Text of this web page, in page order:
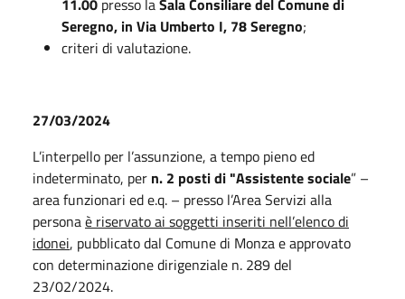
Seregno, in Via Umberto I, 78 Seregno;
criteri di valutazione.
27/03/2024
L’interpello per l’assunzione, a tempo pieno ed
indeterminato, per n. 2 posti di "Assistente sociale” –
area funzionari ed e.q. – presso l’Area Servizi alla
personaè riservato ai soggetti inseriti nell’elenco di
idonei, pubblicato dal Comune di Monza e approvato
con determinazione dirigenziale n. 289 del
23/02/2024.